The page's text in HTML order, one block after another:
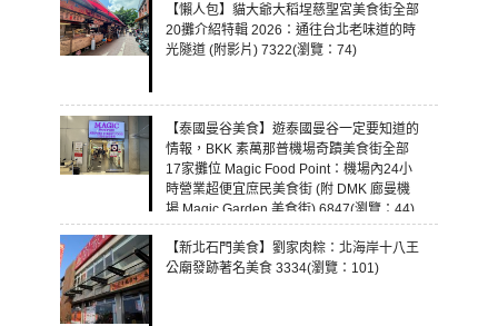
【懶人包】貓大爺大稻埕慈聖宮美食街全部
20攤介紹特輯 2026：通往台北老味道的時
光隧道 (附影片) 7322(瀏覽：74)
【泰國曼谷美食】遊泰國曼谷一定要知道的
情報，BKK 素萬那普機場奇蹟美食街全部
17家攤位 Magic Food Point：機場內24小
時營業超便宜庶民美食街 (附 DMK 廊曼機
場 Magic Garden 美食街) 6847(瀏覽：44)
【新北石門美食】劉家肉粽：北海岸十八王
公廟發跡著名美食 3334(瀏覽：101)